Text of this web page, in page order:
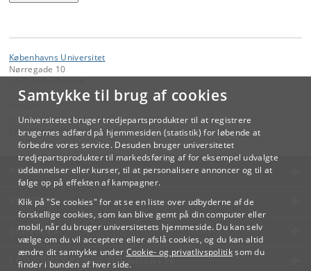
Samtykke til brug af cookies
Universitetet bruger tredjepartsprodukter til at registrere
brugernes adfærd på hjemmesiden (statistik) for løbende at
forbedre vores service. Desuden bruger universitetet
tredjepartsprodukter til markedsføring af for eksempel udvalgte
uddannelser eller kurser, til at personalisere annoncer og til at
følge op på effekten af kampagner.
Klik på "Se cookies" for at se en liste over udbyderne af de
forskellige cookies, som kan blive gemt på din computer eller
mobil, når du bruger universitetets hjemmeside. Du kan selv
vælge om du vil acceptere eller afslå cookies, og du kan altid
ændre dit samtykke under Cookie- og privatlivspolitiksom du
finder i bunden af hver side.
Københavns Universitet
Nørregade 10
Videreuddannelse og Livslang Læring
lifelonglearning@adm.ku.dk
KØBENHAVNS UNIVERSITET
KONTAKT
SERVICES
FOR STUDERENDE OG ANSATTE